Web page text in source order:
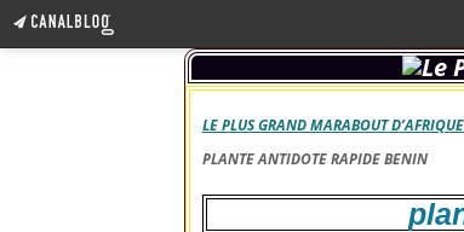
LE PLUS GRAND MARABOUT
PLANTE ANTIDOTE RAPIDE BENIN